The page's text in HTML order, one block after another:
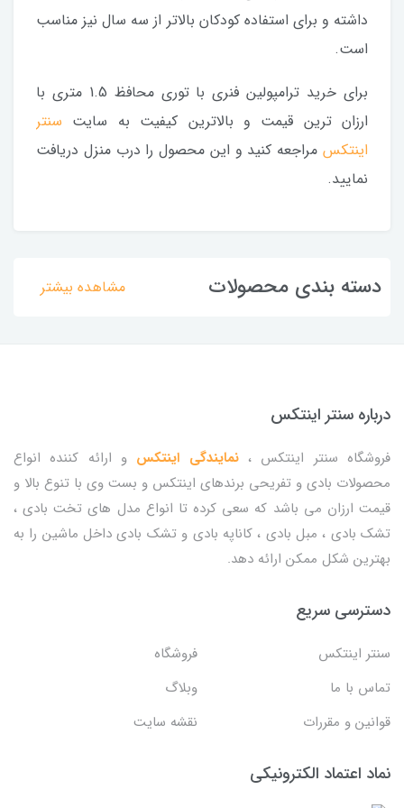
داشته و برای استفاده کودکان بالاتر از سه سال نیز مناسب
است.
برای خرید ترامپولین فنری با توری محافظ 1.5 متری با
ارزان ترین قیمت و بالاترین کیفیت به سایت سنتر
اینتکس مراجعه کنید و این محصول را درب منزل دریافت
نمایید.
دسته بندی محصولات مشاهده بیشتر
درباره سنتر اینتکس
فروشگاه سنتر اینتکس ،نمایندگی اینتکس و ارائه کننده انواع
محصولات بادی و تفریحی برندهای اینتکس و بست وی با تنوع بالا و
قیمت ارزان می باشد که سعی کرده تا انواع مدل های تخت بادی ،
تشک بادی ، مبل بادی ، کاناپه بادی و تشک بادی داخل ماشین را به
بهترین شکل ممکن ارائه دهد.
دسترسی سریع
سنتر اینتکس
فروشگاه
تماس با ما
وبلاگ
قوانین و مقررات
نقشه سایت
نماد اعتماد الکترونیکی